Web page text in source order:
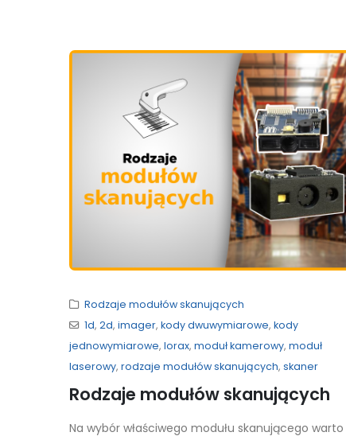
Rodzaje modułów skanujących
1d, 2d, imager, kody dwuwymiarowe, kody
jednowymiarowe, lorax, moduł kamerowy, moduł
laserowy, rodzaje modułów skanujących, skaner
Rodzaje modułów skanujących
Na wybór właściwego modułu skanującego warto